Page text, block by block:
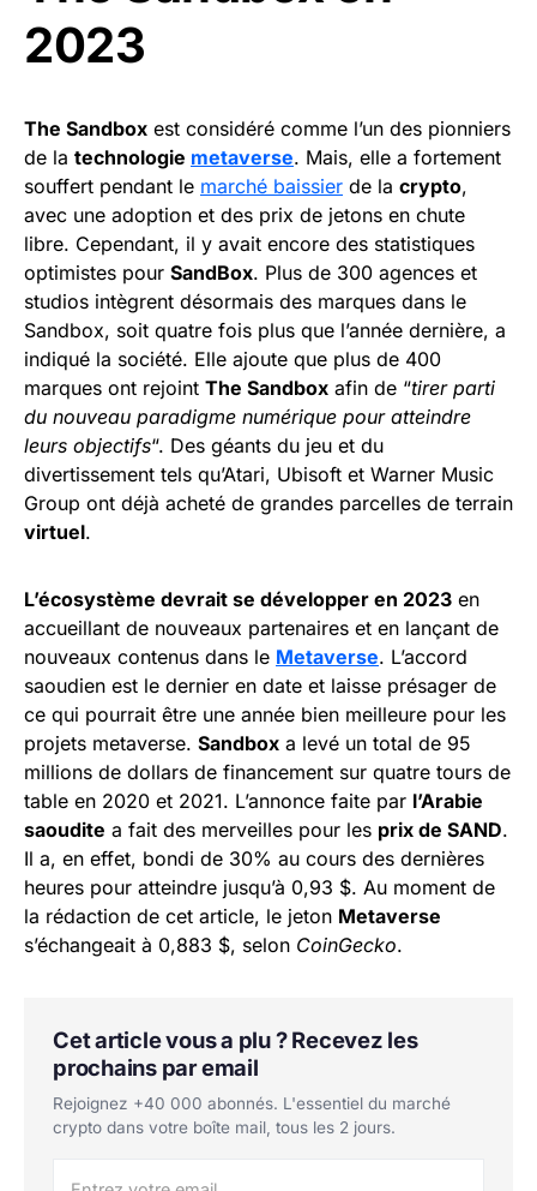
2023
The Sandbox est considéré comme l’un des pionniers
de la technologie metaverse. Mais, elle a fortement
souffert pendant le marché baissier de la crypto,
avec une adoption et des prix de jetons en chute
libre. Cependant, il y avait encore des statistiques
optimistes pour SandBox. Plus de 300 agences et
studios intègrent désormais des marques dans le
Sandbox, soit quatre fois plus que l’année dernière, a
indiqué la société. Elle ajoute que plus de 400
marques ont rejoint The Sandbox afin de “tirer parti
du nouveau paradigme numérique pour atteindre
leurs objectifs“. Des géants du jeu et du
divertissement tels qu’Atari, Ubisoft et Warner Music
Group ont déjà acheté de grandes parcelles de terrain
virtuel.
L’écosystème devrait se développer en 2023 en
accueillant de nouveaux partenaires et en lançant de
nouveaux contenus dans le Metaverse. L’accord
saoudien est le dernier en date et laisse présager de
ce qui pourrait être une année bien meilleure pour les
projets metaverse. Sandbox a levé un total de 95
millions de dollars de financement sur quatre tours de
table en 2020 et 2021. L’annonce faite par l’Arabie
saoudite a fait des merveilles pour les prix de SAND.
Il a, en effet, bondi de 30% au cours des dernières
heures pour atteindre jusqu’à 0,93 $. Au moment de
la rédaction de cet article, le jeton Metaverse
s’échangeait à 0,883 $, selon CoinGecko.
Cet article vous a plu ? Recevez les
prochains par email
Rejoignez +40 000 abonnés. L'essentiel du marché
crypto dans votre boîte mail, tous les 2 jours.